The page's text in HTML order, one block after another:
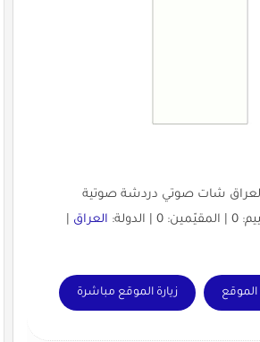
شات صوتي دردشة صوتية
العراق|
زيارة الموقع مباشرة